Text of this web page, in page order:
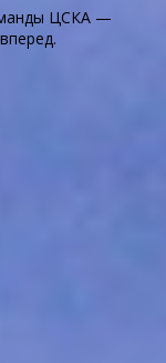
ЦСКА —